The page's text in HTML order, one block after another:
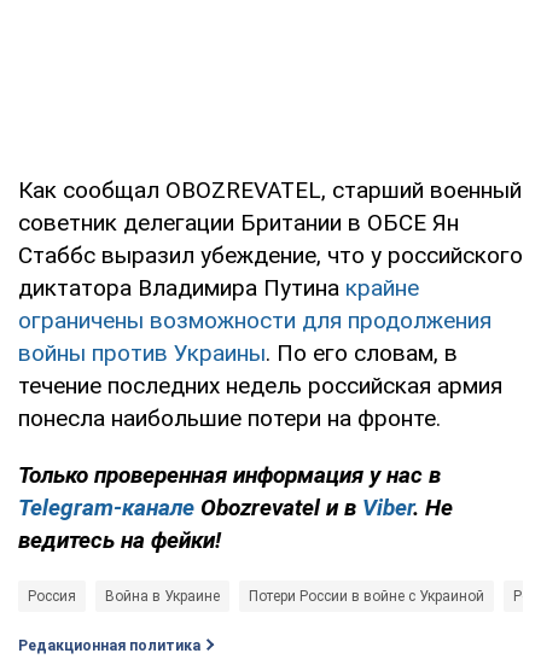
Как сообщал OBOZREVATEL, старший военный
советник делегации Британии в ОБСЕ Ян
Стаббс выразил убеждение, что у российского
диктатора Владимира Путина крайне
ограничены возможности для продолжения
войны против Украины. По его словам, в
течение последних недель российская армия
понесла наибольшие потери на фронте.
Только проверенная информация у нас в
Telegram-канале Obozrevatel и в Viber. Не
ведитесь на фейки!
Россия Война в Украине Потери России в войне с Украиной
Редакционная политика